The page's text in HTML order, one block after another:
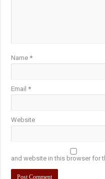
Name*
Email*
Website
and website in this browser for